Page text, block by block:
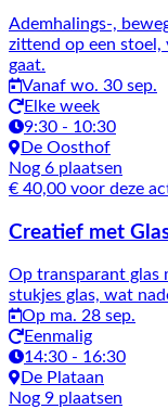
Ademhalings-,
zittend op een stoel,
gaat.
Vanaf wo. 30 sep.
Elke week
9:30 - 10:30
De Oosthof
Nog 6 plaatsen
€ 40,00 voor deze
Creatief met
Op transparant glas
stukjes glas, wat
Op ma. 28 sep.
Eenmalig
14:30 - 16:30
De Plataan
Nog 9 plaatsen